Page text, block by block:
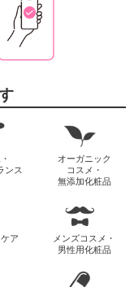
ンス
オーガニック
コスメ・
無添加化粧品
ア
メンズコスメ・
男性用化粧品